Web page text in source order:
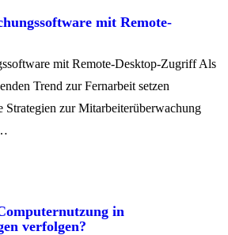
mit Remote-
mit Remote-Desktop-Zugriff Als
Trend zur Fernarbeit setzen
Strategien zur Mitarbeiterüberwachung
in
verfolgen?